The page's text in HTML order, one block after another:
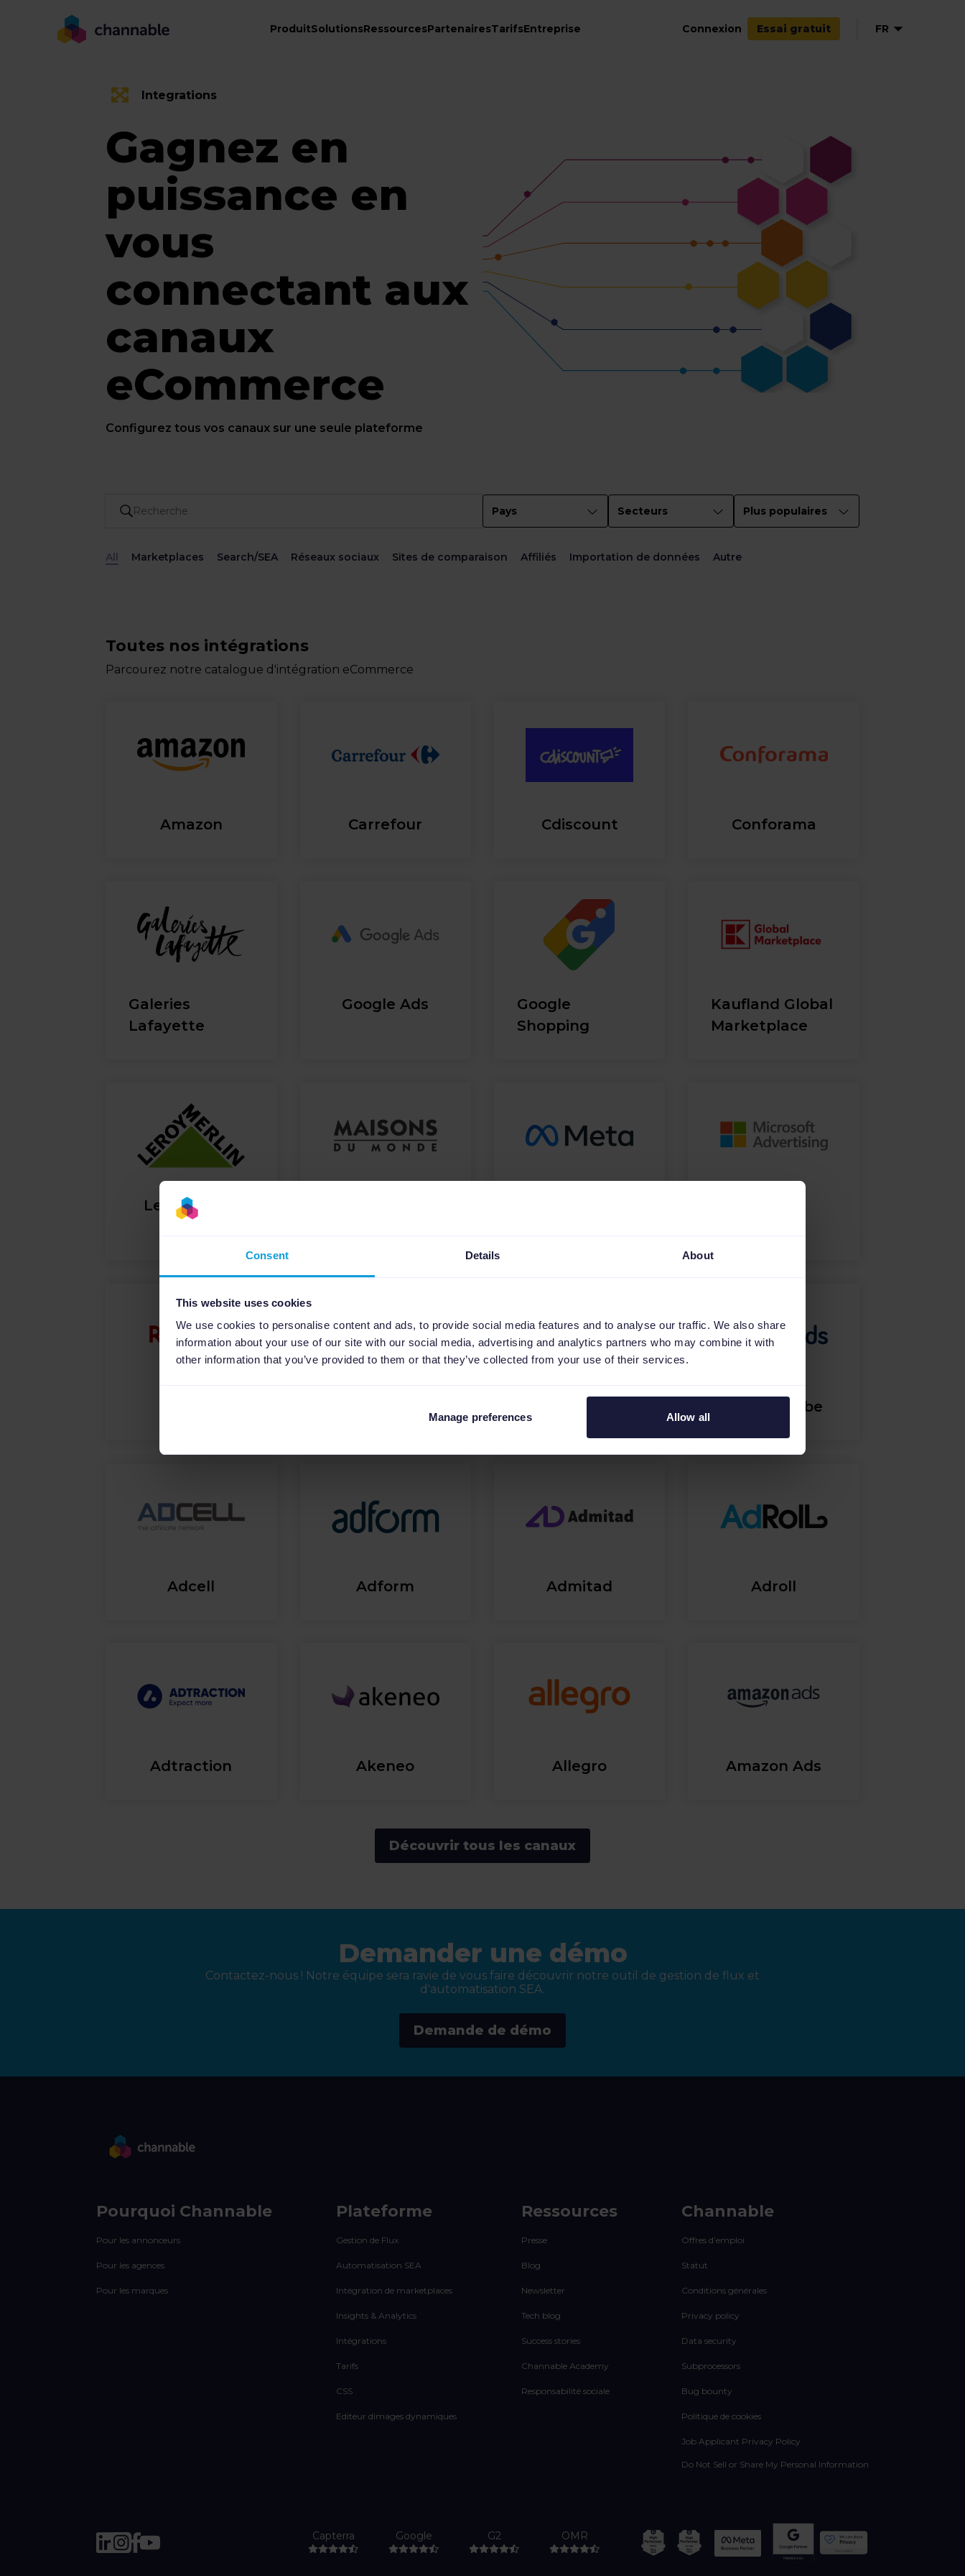
Consent Details About
This website uses cookies
We use cookies to personalise content and ads, to provide social media features and to analyse our traffic. We also share
information about your use of our site with our social media, advertising and analytics partners who may combine it with
other information that you’ve provided to them or that they’ve collected from your use of their services.
Manage preferences Allow all
ProduitSolutionsRessourcesPartenairesTarifsEntreprise Connexion Essai gratuit FR
Integrations
Gagnez en
puissance en
vous
connectant aux
canaux
eCommerce
Configurez tous vos canaux sur une seule plateforme
Pays Secteurs Plus populaires
All Marketplaces Search/SEA Réseaux sociaux Sites de comparaison Affiliés Importation de données Autre
Toutes nos intégrations
Parcourez notre catalogue d'intégration eCommerce
Amazon Carrefour Cdiscount Conforama
Galeries
Lafayette
Google Ads
Google
Shopping
Kaufland Global
Marketplace
Leroy Merlin
2dehands.be
Adcell Adform Admitad Adroll
Adtraction Akeneo Allegro Amazon Ads
Découvrir tous les canaux
Demander une démo
Contactez-nous ! Notre équipe sera ravie de vous faire découvrir notre outil de gestion de flux et
d'automatisation SEA.
Demande de démo
Pourquoi Channable
Pour les annonceurs
Pour les agences
Pour les marques
Plateforme
Gestion de Flux
Automatisation SEA
Intégration de marketplaces
Insights & Analytics
Intégrations
Tarifs
CSS
Editeur dimages dynamiques
Ressources
Presse
Blog
Newsletter
Tech blog
Success stories
Channable Academy
Responsabilité sociale
Channable
Offres d’emploi
Statut
Conditions générales
Privacy policy
Data security
Subprocessors
Bug bounty
Politique de cookies
Job Applicant Privacy Policy
Do Not Sell or Share My Personal Information
Capterra Google G2 OMR